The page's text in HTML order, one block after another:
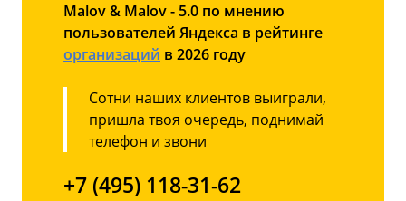
Malov & Malov - 5.0 по мнению
пользователей Яндекса в рейтинге
организаций в 2026 году
Сотни наших клиентов выиграли,
пришла твоя очередь, поднимай
телефон и звони
+7 (495) 118-31-62